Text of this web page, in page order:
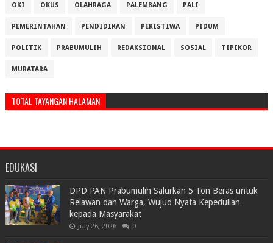
OKI OKUS OLAHRAGA PALEMBANG PALI
PEMERINTAHAN PENDIDIKAN PERISTIWA PIDUM
POLITIK PRABUMULIH REDAKSIONAL SOSIAL TIPIKOR
MURATARA
TOTAL TAYANGAN HALAMAN
EDUKASI
DPD PAN Prabumulih Salurkan 5 Ton Beras untuk
Relawan dan Warga, Wujud Nyata Kepedulian
kepada Masyarakat
July 26, 2026 0